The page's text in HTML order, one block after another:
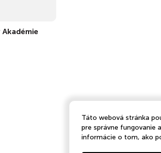
Akadémie
Táto webová stránka
pre správne fungovanie
informácie o tom, ako